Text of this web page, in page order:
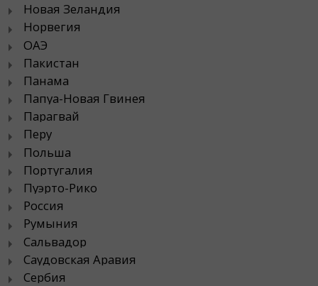
Новая Зеландия
Норвегия
ОАЭ
Пакистан
Панама
Папуа-Новая Гвинея
Парагвай
Перу
Польша
Португалия
Пуэрто-Рико
Россия
Румыния
Сальвадор
Саудовская Аравия
Сербия